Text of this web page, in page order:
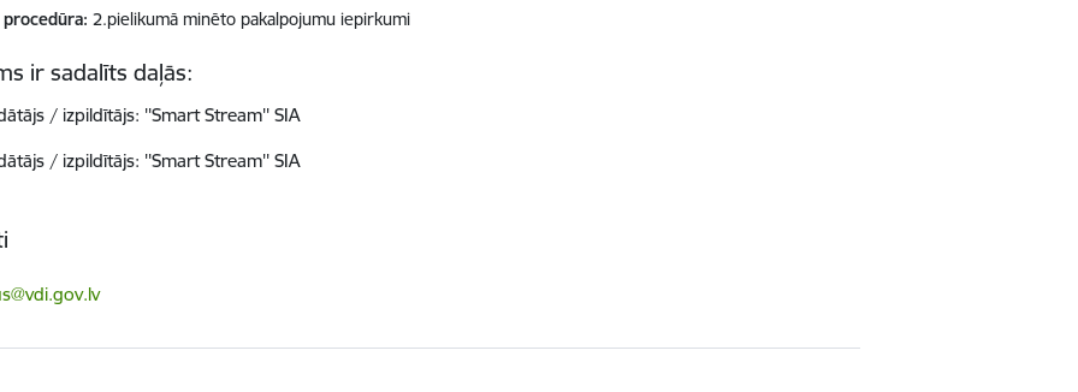
2.pielikumā minēto pakalpojumu iepirkumi
ir sadalīts daļās:
/ izpildītājs: ''Smart Stream'' SIA
/ izpildītājs: ''Smart Stream'' SIA